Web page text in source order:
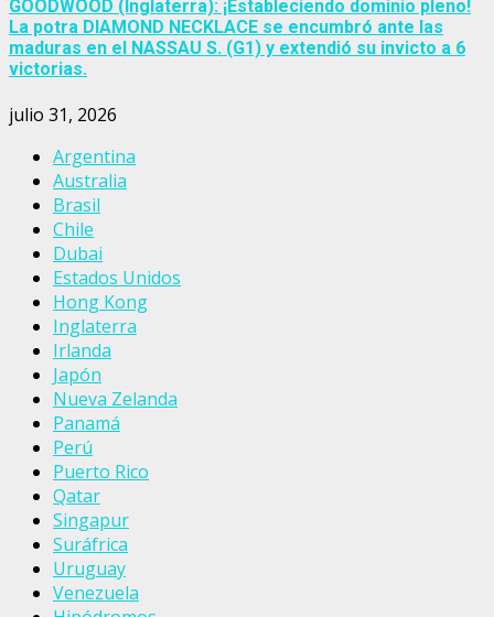
GOODWOOD (Inglaterra): ¡Estableciendo dominio pleno!
La potra DIAMOND NECKLACE se encumbró ante las
maduras en el NASSAU S. (G1) y extendió su invicto a 6
victorias.
julio 31, 2026
Argentina
Australia
Brasil
Chile
Dubai
Estados Unidos
Hong Kong
Inglaterra
Irlanda
Japón
Nueva Zelanda
Panamá
Perú
Puerto Rico
Qatar
Singapur
Suráfrica
Uruguay
Venezuela